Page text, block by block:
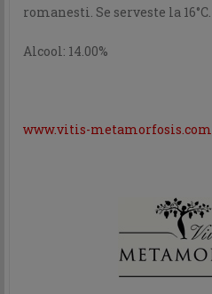
romanesti. Se serveste la 16°C.
Alcool: 14.00%
www.vitis-metamorfosis.com